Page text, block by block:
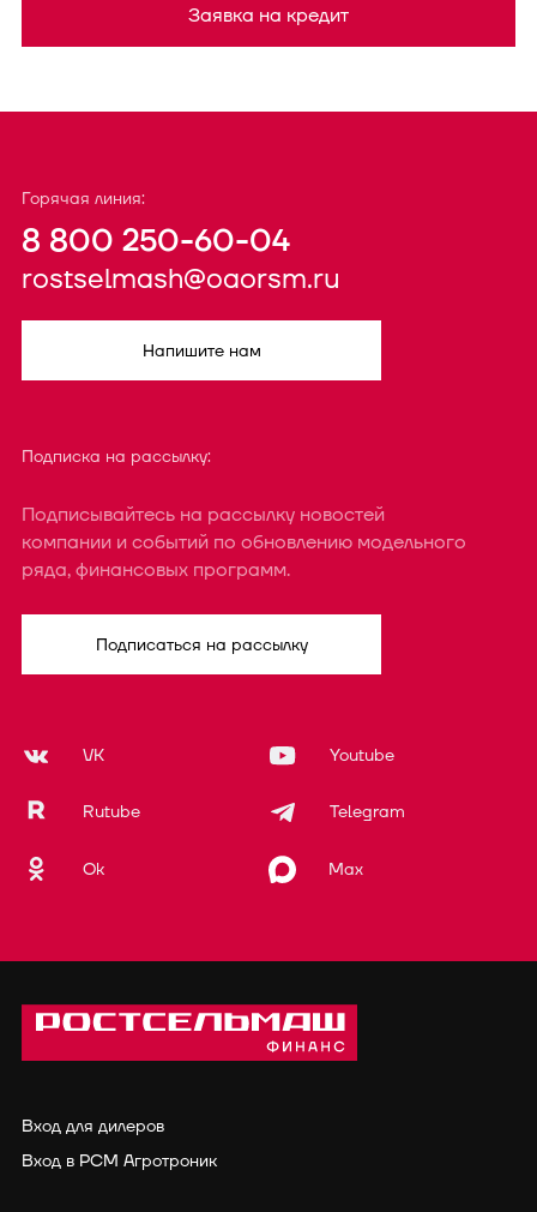
Заявка на кредит
Горячая линия:
8 800 250-60-04
rostselmash@oaorsm.ru
Напишите нам
Подписка на рассылку:
Подписывайтесь на рассылку новостей
компании и событий по обновлению модельного
ряда, финансовых программ.
Подписаться на рассылку
VK Youtube
Rutube Telegram
Ok Max
Вход для дилеров
Вход в РСМ Агротроник